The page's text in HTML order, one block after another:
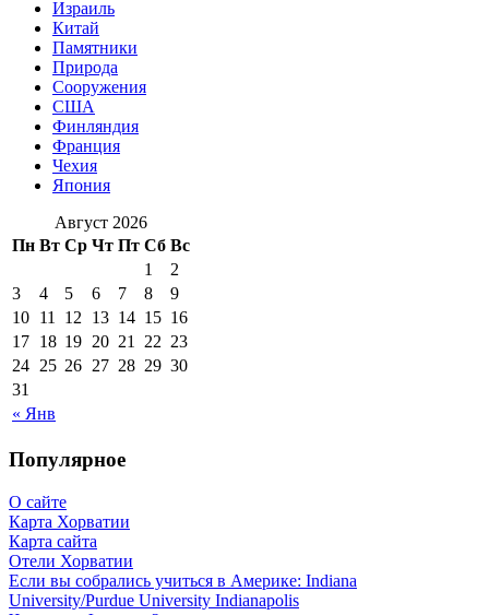
Израиль
Китай
Памятники
Природа
Сооружения
США
Финляндия
Франция
Чехия
Япония
Август 2026
Пн Вт Ср Чт Пт Сб Вс
« Янв
1
2
3
4 5 6 7 8
9
10 11 12 13 14 15 16
17 18 19 20 21 22 23
24 25 26 27 28 29 30
31
Популярное
О сайте
Карта Хорватии
Карта сайта
Отели Хорватии
Если вы собрались учиться в Америке: Indiana
University/Purdue University Indianapolis